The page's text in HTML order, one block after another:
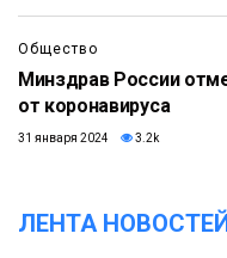
Общество
Минздрав России
от коронавируса
31 января 2024 3.2k
ЛЕНТА НОВОСТЕЙ